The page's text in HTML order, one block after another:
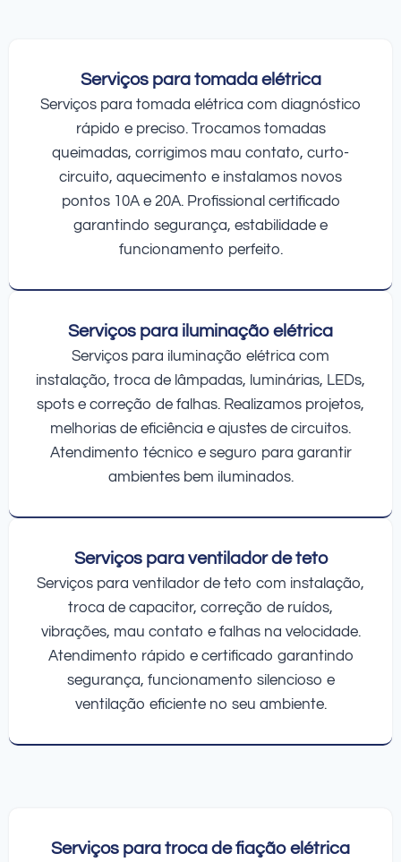
Serviços para tomada elétrica
Serviços para tomada elétrica com diagnóstico
rápido e preciso. Trocamos tomadas
queimadas, corrigimos mau contato, curto-
circuito, aquecimento e instalamos novos
pontos 10A e 20A. Profissional certificado
garantindo segurança, estabilidade e
funcionamento perfeito.
Serviços para iluminação elétrica
Serviços para iluminação elétrica com
instalação, troca de lâmpadas, luminárias, LEDs,
spots e correção de falhas. Realizamos projetos,
melhorias de eficiência e ajustes de circuitos.
Atendimento técnico e seguro para garantir
ambientes bem iluminados.
Serviços para ventilador de teto
Serviços para ventilador de teto com instalação,
troca de capacitor, correção de ruídos,
vibrações, mau contato e falhas na velocidade.
Atendimento rápido e certificado garantindo
segurança, funcionamento silencioso e
ventilação eficiente no seu ambiente.
Serviços para troca de fiação elétrica